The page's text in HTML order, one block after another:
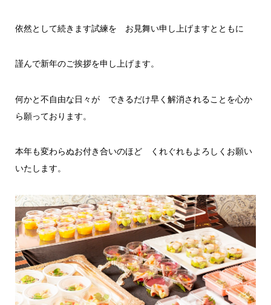
依然として続きます試練を お見舞い申し上げますとともに
謹んで新年のご挨拶を申し上げます。
何かと不自由な日々が できるだけ早く解消されることを心か
ら願っております。
本年も変わらぬお付き合いのほど くれぐれもよろしくお願い
いたします。